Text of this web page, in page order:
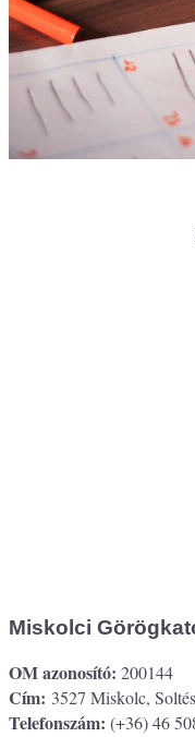
Miskolci
OM azonosító: 200144
Cím: 3527 Miskolc,
Telefonszám: (+36) 46